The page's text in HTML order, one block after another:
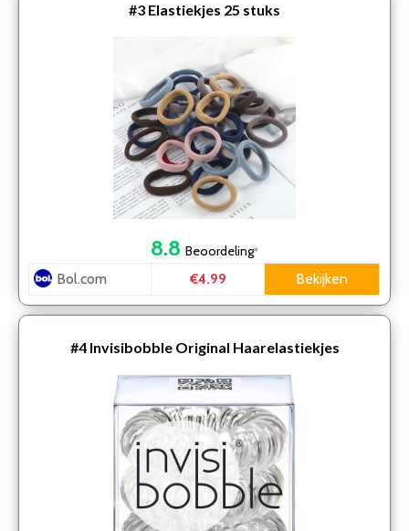
#3 Elastiekjes 25 stuks
8.8 Beoordeling*
Bol.com €4.99 Bekijken
#4 Invisibobble Original Haarelastiekjes